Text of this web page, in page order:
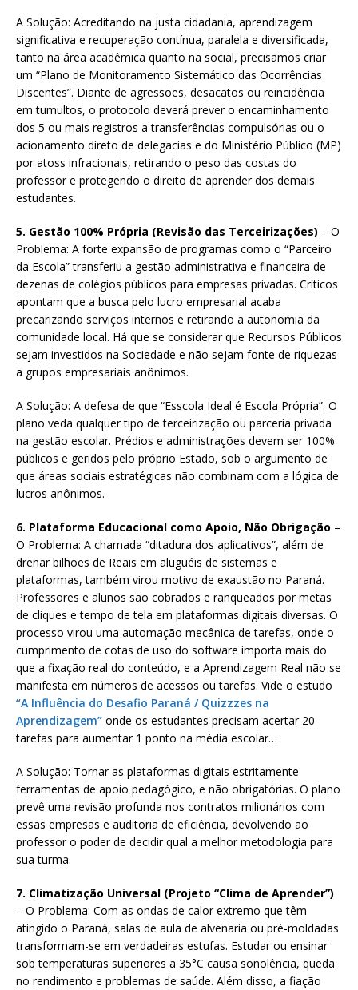
A Solução: Acreditando na justa cidadania, aprendizagem
significativa e recuperação contínua, paralela e diversificada,
tanto na área acadêmica quanto na social, precisamos criar
um “Plano de Monitoramento Sistemático das Ocorrências
Discentes”. Diante de agressões, desacatos ou reincidência
em tumultos, o protocolo deverá prever o encaminhamento
dos 5 ou mais registros a transferências compulsórias ou o
acionamento direto de delegacias e do Ministério Público (MP)
por atoss infracionais, retirando o peso das costas do
professor e protegendo o direito de aprender dos demais
estudantes.
5. Gestão 100% Própria (Revisão das Terceirizações) – O
Problema: A forte expansão de programas como o “Parceiro
da Escola” transferiu a gestão administrativa e financeira de
dezenas de colégios públicos para empresas privadas. Críticos
apontam que a busca pelo lucro empresarial acaba
precarizando serviços internos e retirando a autonomia da
comunidade local. Há que se considerar que Recursos Públicos
sejam investidos na Sociedade e não sejam fonte de riquezas
a grupos empresariais anônimos.
A Solução: A defesa de que “Esscola Ideal é Escola Própria”. O
plano veda qualquer tipo de terceirização ou parceria privada
na gestão escolar. Prédios e administrações devem ser 100%
públicos e geridos pelo próprio Estado, sob o argumento de
que áreas sociais estratégicas não combinam com a lógica de
lucros anônimos.
6. Plataforma Educacional como Apoio, Não Obrigação –
O Problema: A chamada “ditadura dos aplicativos”, além de
drenar bilhões de Reais em aluguéis de sistemas e
plataformas, também virou motivo de exaustão no Paraná.
Professores e alunos são cobrados e ranqueados por metas
de cliques e tempo de tela em plataformas digitais diversas. O
processo virou uma automação mecânica de tarefas, onde o
cumprimento de cotas de uso do software importa mais do
que a fixação real do conteúdo, e a Aprendizagem Real não se
manifesta em números de acessos ou tarefas. Vide o estudo
“A Influência do Desafio Paraná / Quizzzes na
Aprendizagem” onde os estudantes precisam acertar 20
tarefas para aumentar 1 ponto na média escolar…
A Solução: Tornar as plataformas digitais estritamente
ferramentas de apoio pedagógico, e não obrigatórias. O plano
prevê uma revisão profunda nos contratos milionários com
essas empresas e auditoria de eficiência, devolvendo ao
professor o poder de decidir qual a melhor metodologia para
sua turma.
7. Climatização Universal (Projeto “Clima de Aprender”)
– O Problema: Com as ondas de calor extremo que têm
atingido o Paraná, salas de aula de alvenaria ou pré-moldadas
transformam-se em verdadeiras estufas. Estudar ou ensinar
sob temperaturas superiores a 35°C causa sonolência, queda
no rendimento e problemas de saúde. Além disso, a fiação